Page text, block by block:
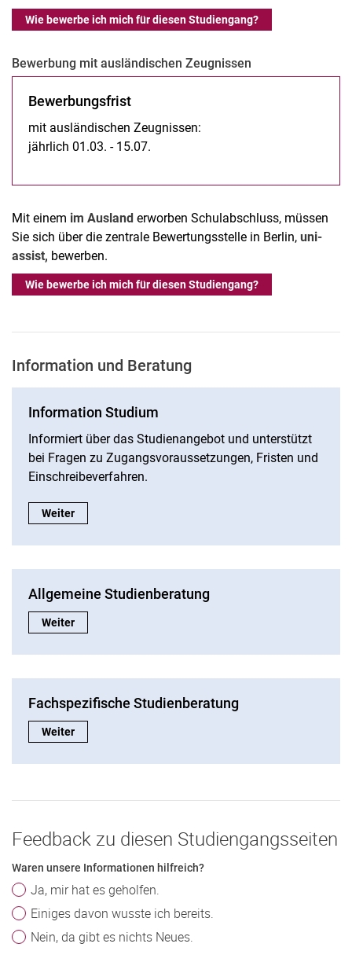
Wie bewerbe ich mich für diesen Studiengang?
Be­wer­bung mit aus­­län­­di­­schen Zeu­g­­nis­­sen
Be­wer­bungs­frist
mit ausländischen Zeugnissen:
jährlich 01.03. - 15.07.
Mit einem im Ausland erworben Schulabschluss, müssen
Sie sich über die zentrale Bewertungsstelle in Berlin, uni-
assist, bewerben.
Wie bewerbe ich mich für diesen Studiengang?
Information und Beratung
Information Studium
Informiert über das Studienangebot und unterstützt
bei Fragen zu Zugangsvoraussetzungen, Fristen und
Einschreibeverfahren.
Information Studium:
Weiter
Allgemeine Studienberatung
Allgemeine Studienberatung:
Weiter
Fachspezifische Studienberatung
Fachspezifische Studienberatung:
Weiter
Feedback zu diesen Studiengangsseiten
Waren unsere Informationen hilfreich?
Ja, mir hat es geholfen.
Einiges davon wusste ich bereits.
Nein, da gibt es nichts Neues.